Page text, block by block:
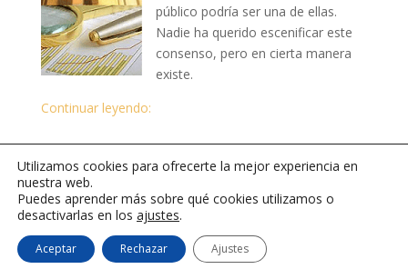
público podría ser una de ellas.
Nadie ha querido escenificar este
consenso, pero en cierta manera
existe.
Continuar leyendo:
© 2026 El blog de Mario Alonso Ayala
Privacidad|Cookies|Mapa del sitio
Utilizamos cookies para ofrecerte la mejor experiencia en
nuestra web.
Puedes aprender más sobre qué cookies utilizamos o
desactivarlas en los ajustes.
Aceptar Rechazar Ajustes